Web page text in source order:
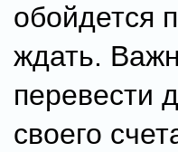
обойдется
ждать.
перевести
своего